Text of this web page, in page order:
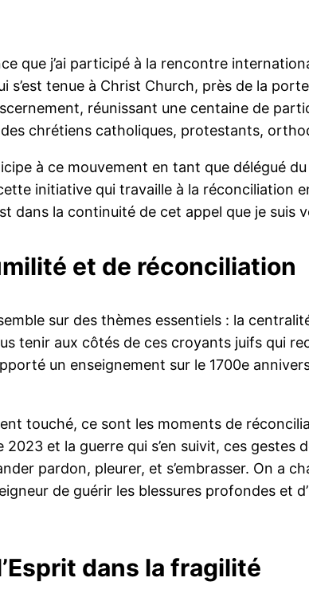
que j’ai participé à la rencontre
s’est tenue à Christ Church, près de la
réunissant une centaine de
des chrétiens catholiques, protestants,
à ce mouvement en tant que délégué
initiative qui travaille à la réconciliation
dans la continuité de cet appel que je suis
et de réconciliation
sur des thèmes essentiels : la
tenir aux côtés de ces croyants juifs qui
un enseignement sur le 1700e
touché, ce sont les moments de
et la guerre qui s’en suivit, ces
pardon, pleurer, et s’embrasser. On a
de guérir les blessures profondes et
dans la fragilité